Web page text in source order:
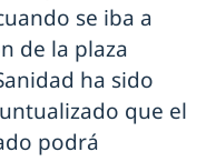
se iba a
de la plaza
ha sido
que el
podrá